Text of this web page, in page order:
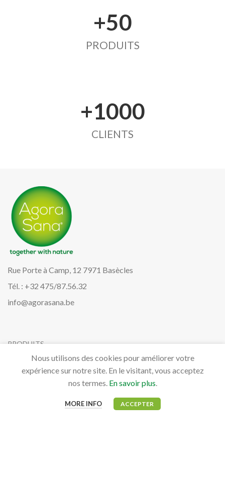
+50
PRODUITS
+1000
CLIENTS
Rue Porte à Camp, 12 7971 Basècles
Tél. : +32 475/87.56.32
info@agorasana.be
PRODUITS
Aviaires
Bovidés
Nous utilisons des cookies pour améliorer votre
expérience sur notre site. En le visitant, vous acceptez
nos termes. En savoir plus.
MORE INFO ACCEPTER